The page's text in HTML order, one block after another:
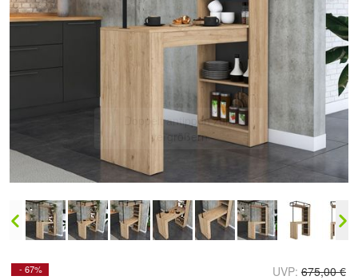
Doppelt antippen zum
vergrößern
- 67% UVP: 675,00 €